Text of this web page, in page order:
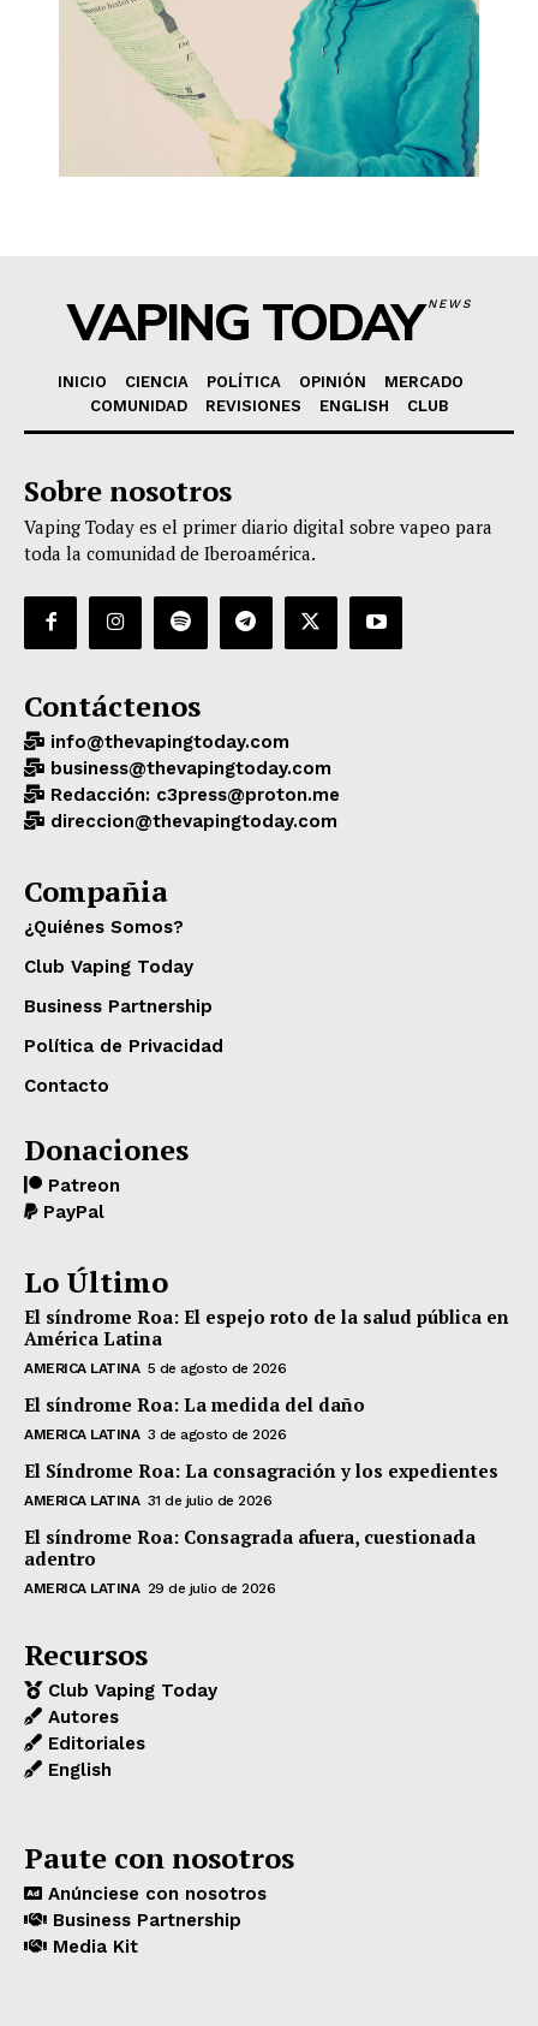
VAPING TODAYNEWS
INICIO CIENCIA POLÍTICA OPINIÓN
MERCADO
COMUNIDAD
REVISIONES ENGLISH CLUB
Sobre nosotros
Vaping Today es el primer diario digital sobre vapeo para
toda la comunidad de Iberoamérica.
Contáctenos
info@thevapingtoday.com
business@thevapingtoday.com
Redacción: c3press@proton.me
direccion@thevapingtoday.com
Compañia
¿Quiénes Somos?
Club Vaping Today
Business Partnership
Política de Privacidad
Contacto
Donaciones
Patreon
PayPal
Lo Último
El síndrome Roa: El espejo roto de la salud pública en
América Latina
AMERICA LATINA 5 de agosto de 2026
El síndrome Roa: La medida del daño
AMERICA LATINA 3 de agosto de 2026
El Síndrome Roa: La consagración y los expedientes
AMERICA LATINA 31 de julio de 2026
El síndrome Roa: Consagrada afuera, cuestionada
adentro
AMERICA LATINA 29 de julio de 2026
Recursos
Club Vaping Today
Autores
Editoriales
English
Paute con nosotros
Anúnciese con nosotros
Business Partnership
Media Kit